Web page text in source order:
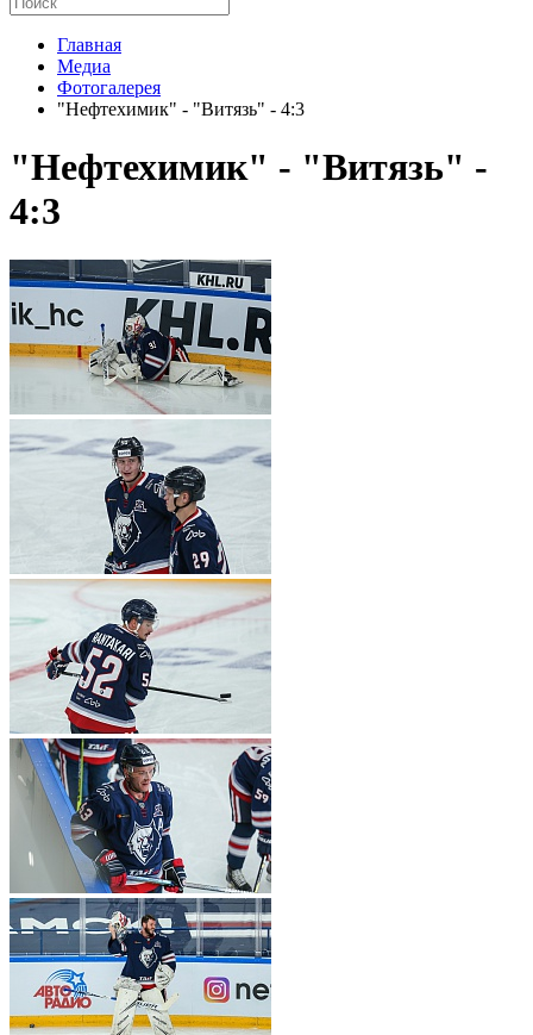
Главная
Медиа
Фотогалерея
"Нефтехимик" - "Витязь" - 4:3
"Нефтехимик" - "Витязь" -
4:3